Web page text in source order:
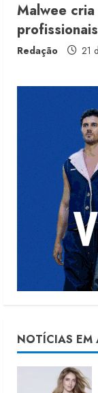
Malwee
profissionais
Redação 21
NOTÍCIAS EM
5
1
2